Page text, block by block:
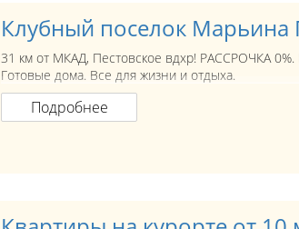
Клубный поселок Марьина
31 км от МКАД, Пестовское вдхр! РАССРОЧКА 0%.
Готовые дома. Все для жизни и отдыха.
Подробнее